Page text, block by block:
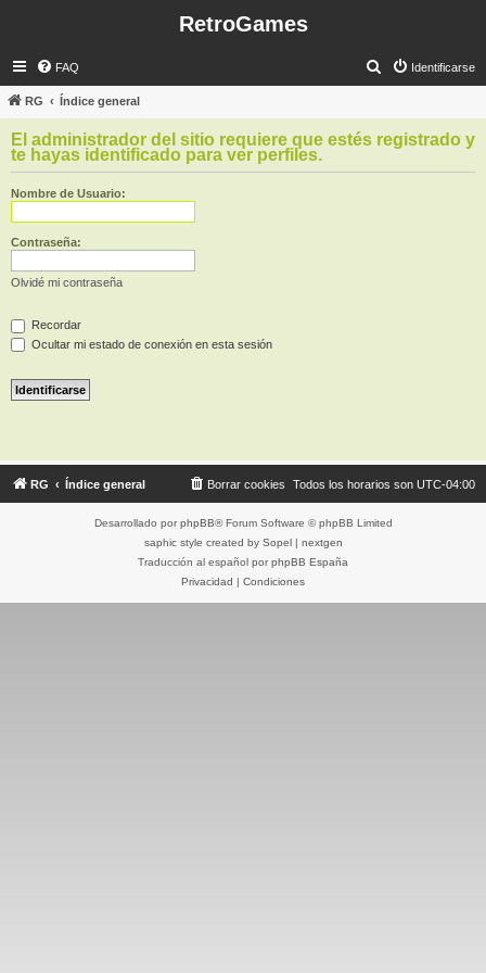
RetroGames
FAQ Identificarse
s
c
a
RG Índice general
El administrador del sitio requiere que estés registrado y
te hayas identificado para ver perfiles.
Nombre de Usuario:
Contraseña:
Olvidé mi contraseña
Recordar
Ocultar mi estado de conexión en esta sesión
RG Índice general Todos los horarios son UTC-04:00
Borrar cookies
Desarrollado por phpBB® Forum Software © phpBB Limited
saphic style created by Sopel| nextgen
Traducción al español por phpBB España
Privacidad | Condiciones